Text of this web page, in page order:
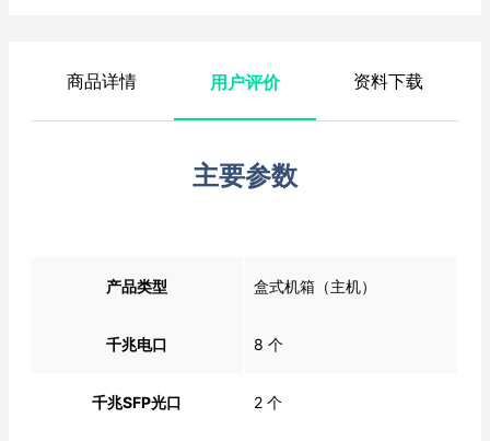
商品详情 用户评价 资料下载
主要参数
产品类型 盒式机箱（主机）
千兆电口 8 个
千兆SFP光口 2 个